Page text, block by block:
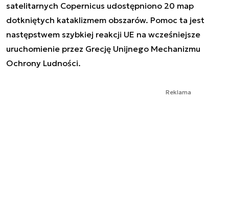
satelitarnych Copernicus udostępniono 20 map
dotkniętych kataklizmem obszarów. Pomoc ta jest
następstwem szybkiej reakcji UE na wcześniejsze
uruchomienie przez Grecję Unijnego Mechanizmu
Ochrony Ludności.
Reklama